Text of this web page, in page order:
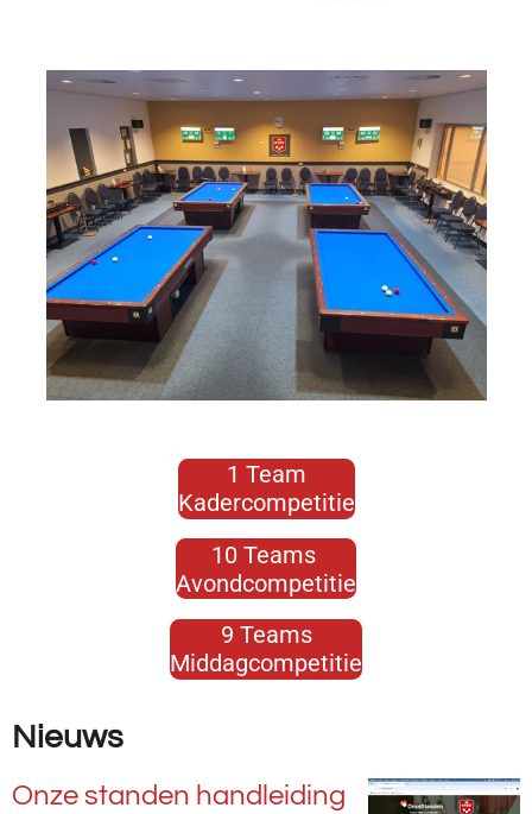
1 Team
Kadercompetitie
10 Teams
Avondcompetitie
9 Teams
Middagcompetitie
Nieuws
Onze standen handleiding